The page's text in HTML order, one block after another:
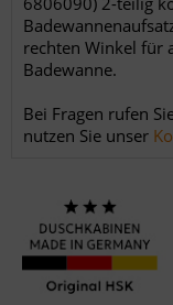
rechten Winkel für
Badewanne.
Bei Fragen rufen
nutzen Sie unser